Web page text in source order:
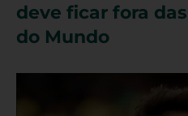
deve ficar fora
do Mundo